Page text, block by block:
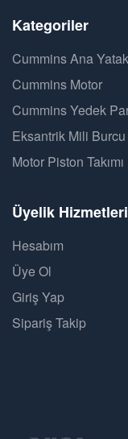
Kategoriler
Cummins Ana Yatak
Cummins Motor
Cummins Yedek
Eksantrik Mili Burcu
Motor Piston Takımı
Üyelik Hizmetleri
Hesabım
Üye Ol
Giriş Yap
Sipariş Takip